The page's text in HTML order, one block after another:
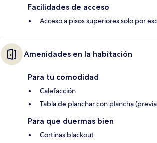
Facilidades de acceso
Acceso a pisos superiores solo por
Amenidades en la habitación
Para tu comodidad
Calefacción
Tabla de planchar con plancha
Para que duermas bien
Cortinas blackout